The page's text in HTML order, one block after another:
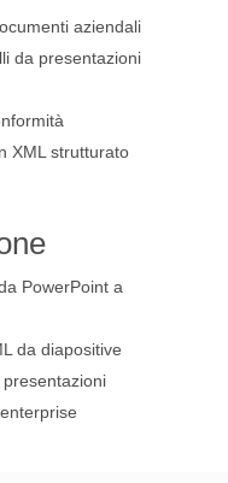
aziendali
da presentazioni
XML strutturato
PowerPoint a
da diapositive